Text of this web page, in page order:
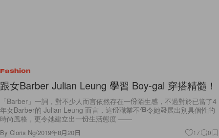
Fashion
跟女Barber Julian Leung 學習 Boy-gal 穿搭精髓！
「Barber」一詞，對不少人而言依然存在一份陌生感，不過對於已當了4
年女Barber的 Julian Leung 而言，這份職業不但令她發展出別具個性的
時尚風格，更令她建立出一份生活態度 ——
By Cloris Ng/2019年8月20日 17 0